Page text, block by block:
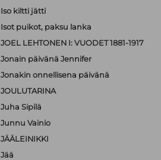
Iso kiltti jätti
Isot puikot, paksu lanka
JOEL LEHTONEN I: VUODET 1881-1917
Jonain päivänä Jennifer
Jonakin onnellisena päivänä
JOULUTARINA
Juha Sipilä
Junnu Vainio
JÄÄLEINIKKI
Jää